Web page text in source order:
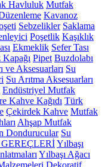
Havluluk Mutfak
Kavanoz
Sebzelikler Saklama
Poşetlik Kaşıklık
Ekmeklik Sefer Tası
Pipet Buzdolabı
ve Aksesuarları Su
Su Arıtma Aksesuarları
Endüstriyel Mutfak
Kahve Kağıdı Türk
Çekirdek Kahve Mutfak
Ahşap Mutfak
Dondurucular Su
Yılbaşı
Yılbaşı Ağacı
Dekoratif